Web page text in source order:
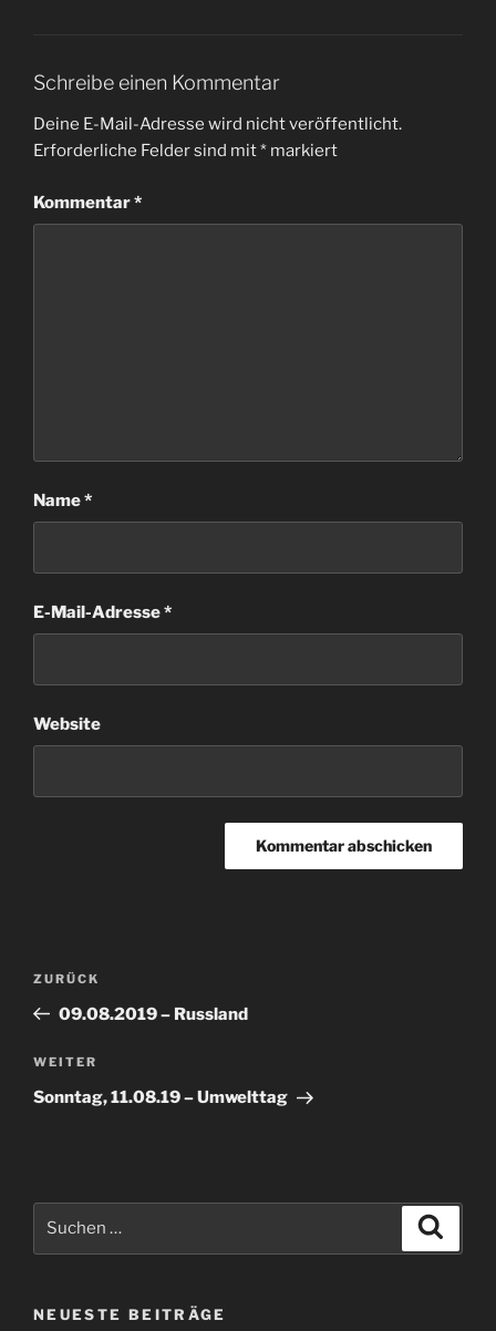
Schreibe einen Kommentar
Deine E-Mail-Adresse wird nicht veröffentlicht.
Erforderliche Felder sind mit* markiert
Kommentar*
Name*
E-Mail-Adresse*
Website
Beitragsnavigation
Vorheriger
Beitrag
ZURÜCK
09.08.2019 – Russland
Nächster
Beitrag
WEITER
Sonntag, 11.08.19 – Umwelttag
NEUESTE BEITRÄGE